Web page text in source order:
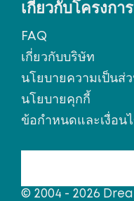
เกี่ยวกับโครงการ
FAQ
เกี่ยวกับบริษัท
นโยบายความเป็นส่
นโยบายคุกกี้
ข้อกำหนดและเงื่อน
© 2004 - 2026